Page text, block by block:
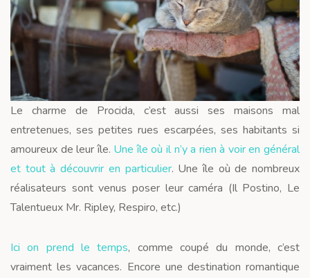
Le charme de Procida, c’est aussi ses maisons mal
entretenues, ses petites rues escarpées, ses habitants si
amoureux de leur île. Une île où il n’y a rien à voir en général
et tout à découvrir en particulier. Une île où de nombreux
réalisateurs sont venus poser leur caméra (Il Postino, Le
Talentueux Mr. Ripley, Respiro, etc.)
Ici on prend le temps, comme coupé du monde, c’est
vraiment les vacances. Encore une destination romantique